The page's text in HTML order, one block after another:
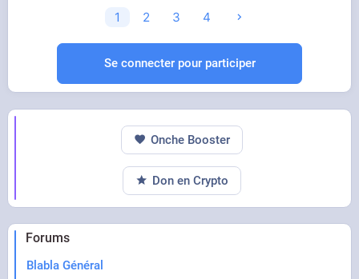
1 2 3 4
Se connecter pour participer
Forums
Blabla Général
Onche Booster
Don en Crypto